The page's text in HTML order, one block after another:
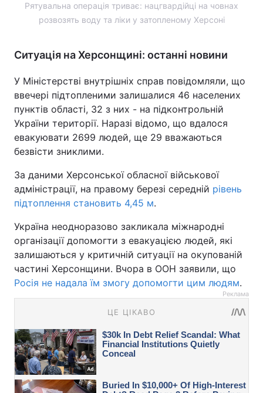
Рятувальна операція триває: нацгвардійці на човнах
розвозять воду та ліки у затопленому Херсоні
Ситуація на Херсонщині: останні новини
У Міністерстві внутрішніх справ повідомляли, що
ввечері підтопленими залишалися 46 населених
пунктів області, 32 з них - на підконтрольній
України території. Наразі відомо, що вдалося
евакуювати 2699 людей, ще 29 вважаються
безвісти зниклими.
За даними Херсонської обласної військової
адміністрації, на правому березі середній рівень
підтоплення становить 4,45 м.
Україна неодноразово закликала міжнародні
організації допомогти з евакуацією людей, які
залишаються у критичній ситуації на окупованій
частині Херсонщини. Вчора в ООН заявили, що
Росія не надала їм змогу допомогти цим людям.
Реклама